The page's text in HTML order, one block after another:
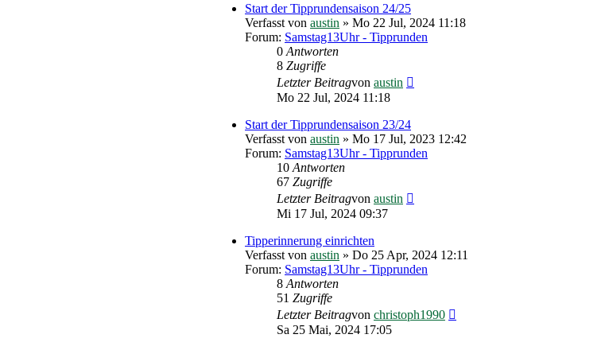
Start der Tipprundensaison 24/25
Verfasst von austin » Mo 22 Jul, 2024 11:18
Forum: Samstag13Uhr - Tipprunden
0 Antworten
8 Zugriffe
Letzter Beitragvon austin
Mo 22 Jul, 2024 11:18
Start der Tipprundensaison 23/24
Verfasst von austin » Mo 17 Jul, 2023 12:42
Forum: Samstag13Uhr - Tipprunden
10 Antworten
67 Zugriffe
Letzter Beitragvon austin
Mi 17 Jul, 2024 09:37
Tipperinnerung einrichten
Verfasst von austin » Do 25 Apr, 2024 12:11
Forum: Samstag13Uhr - Tipprunden
8 Antworten
51 Zugriffe
Letzter Beitragvon christoph1990
Sa 25 Mai, 2024 17:05